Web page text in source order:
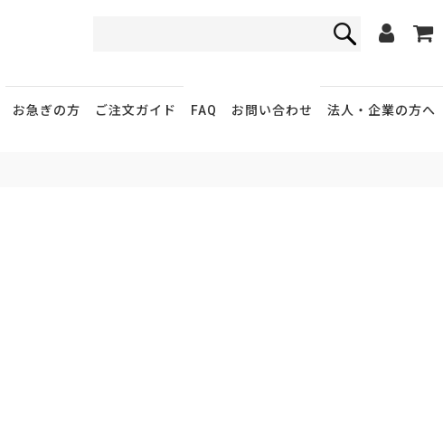
法人・企業の方へ
ご注文ガイド
お急ぎの方 FAQ お問い合わせ